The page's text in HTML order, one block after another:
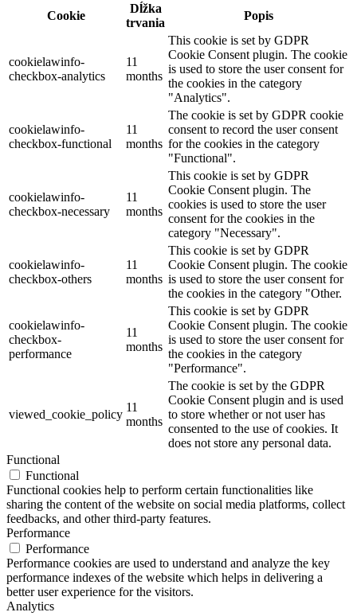
Cookie
Dĺžka
trvania
Popis
cookielawinfo-
checkbox-analytics
11
months
This cookie is set by GDPR
Cookie Consent plugin. The cookie
is used to store the user consent for
the cookies in the category
"Analytics".
cookielawinfo-
checkbox-functional
11
months
The cookie is set by GDPR cookie
consent to record the user consent
for the cookies in the category
"Functional".
cookielawinfo-
checkbox-necessary
11
months
This cookie is set by GDPR
Cookie Consent plugin. The
cookies is used to store the user
consent for the cookies in the
category "Necessary".
cookielawinfo-
checkbox-others
11
months
This cookie is set by GDPR
Cookie Consent plugin. The cookie
is used to store the user consent for
the cookies in the category "Other.
cookielawinfo-
checkbox-
performance
11
months
This cookie is set by GDPR
Cookie Consent plugin. The cookie
is used to store the user consent for
the cookies in the category
"Performance".
viewed_cookie_policy
11
months
The cookie is set by the GDPR
Cookie Consent plugin and is used
to store whether or not user has
consented to the use of cookies. It
does not store any personal data.
Functional
Functional
Functional cookies help to perform certain functionalities like
sharing the content of the website on social media platforms, collect
feedbacks, and other third-party features.
Performance
Performance
Performance cookies are used to understand and analyze the key
performance indexes of the website which helps in delivering a
better user experience for the visitors.
Analytics